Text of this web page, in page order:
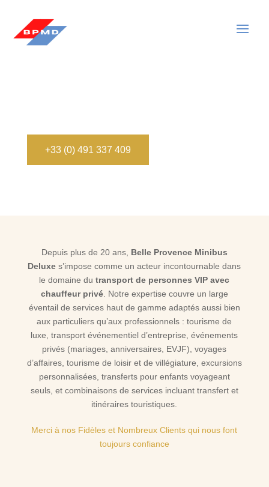
+33 (0) 491 337 409
Depuis plus de 20 ans, Belle Provence Minibus
Deluxe s’impose comme un acteur incontournable dans
le domaine dutransport de personnes VIP avec
chauffeur privé. Notre expertise couvre un large
éventail de services haut de gamme adaptés aussi bien
aux particuliers qu’aux professionnels : tourisme de
luxe, transport événementiel d’entreprise, événements
privés (mariages, anniversaires, EVJF), voyages
d’affaires, tourisme de loisir et de villégiature, excursions
personnalisées, transferts pour enfants voyageant
seuls, et combinaisons de services incluant transfert et
itinéraires touristiques.
Merci à nos Fidèles et Nombreux Clients qui nous font
toujours confiance